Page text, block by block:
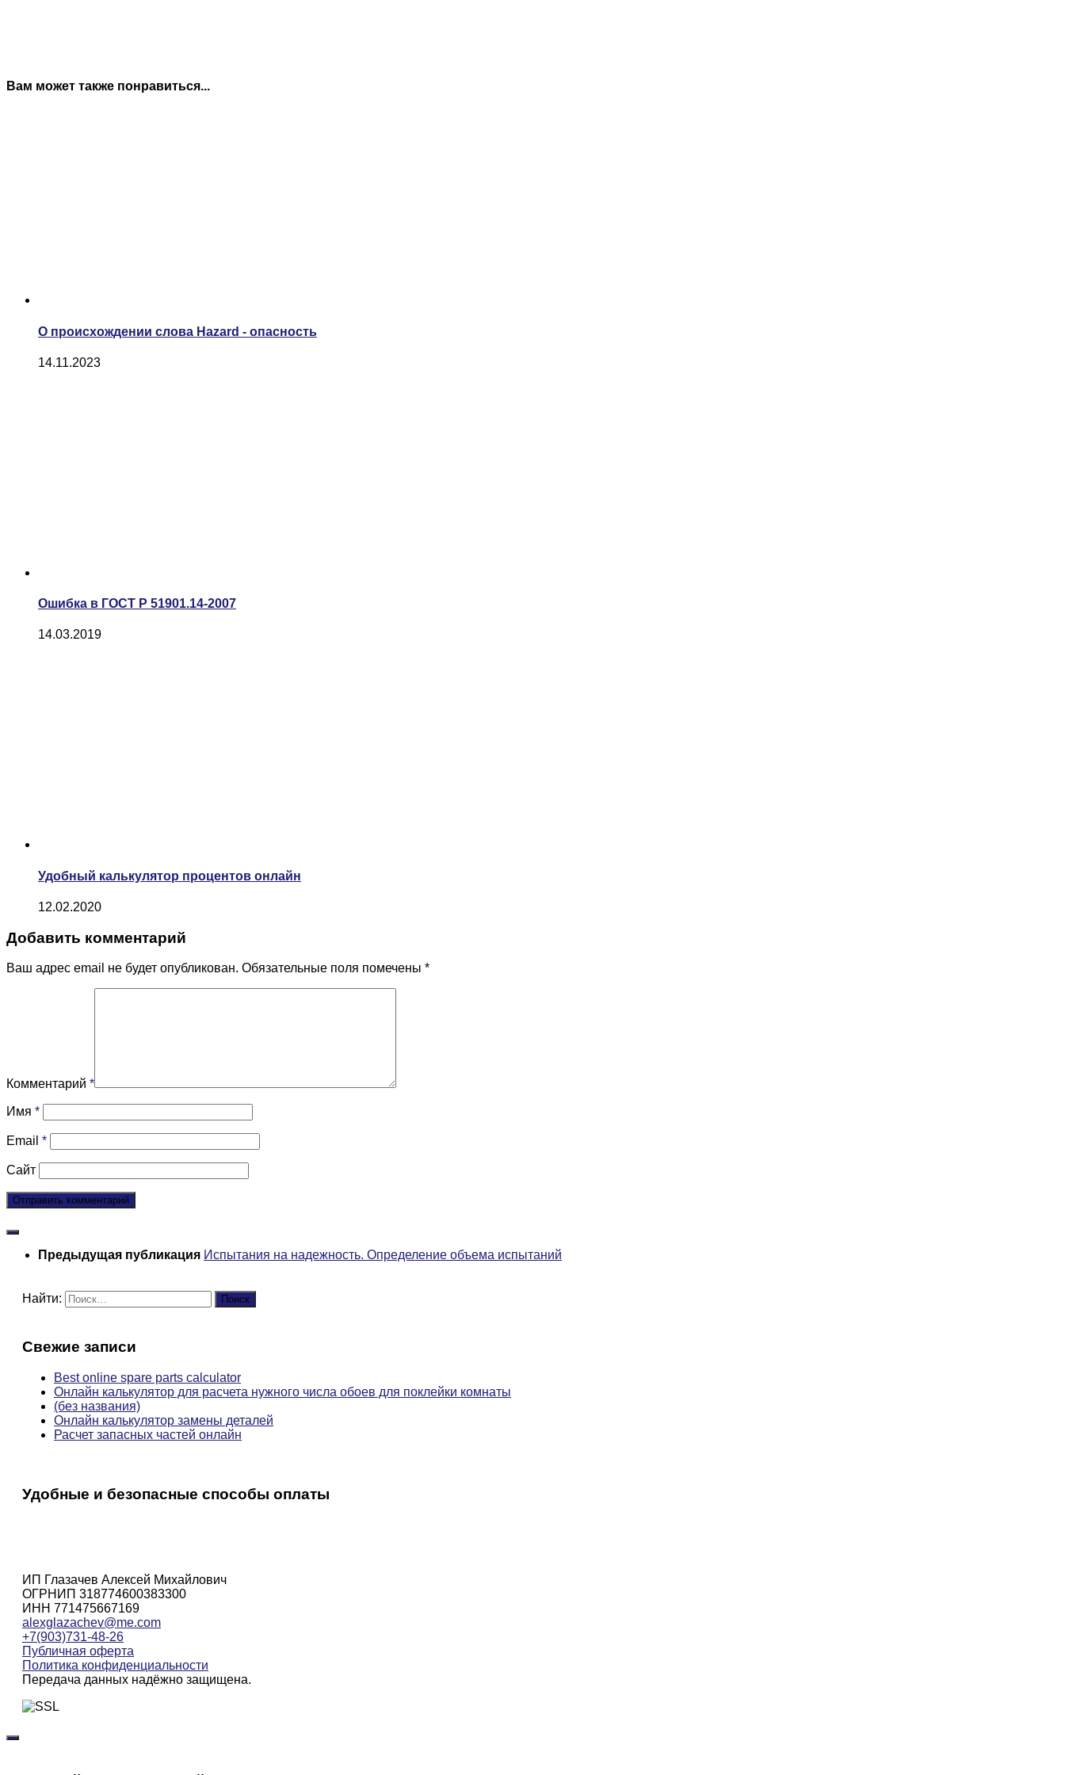
Вам может также понравиться...
О происхождении слова Hazard - опасность
14.11.2023
Ошибка в ГОСТ Р 51901.14-2007
14.03.2019
Удобный калькулятор процентов онлайн
12.02.2020
Добавить комментарий
Ваш адрес email не будет опубликован. Обязательные поля помечены *
Комментарий *
Имя *
Email *
Сайт
Предыдущая публикация Испытания на надежность. Определение объема испытаний
Найти:
Свежие записи
Best online spare parts calculator
Онлайн калькулятор для расчета нужного числа обоев для поклейки комнаты
(без названия)
Онлайн калькулятор замены деталей
Расчет запасных частей онлайн
Удобные и безопасные способы оплаты
ИП Глазачев Алексей Михайлович
ОГРНИП 318774600383300
ИНН 771475667169
alexglazachev@me.com
+7(903)731-48-26
Публичная оферта
Политика конфиденциальности
Передача данных надёжно защищена.